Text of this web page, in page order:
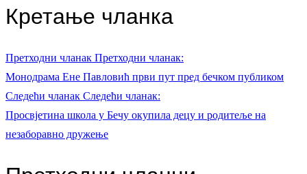
Кретање чланка
Претходни чланак Претходни чланак:
Монодрама Ене Павловић први пут пред бечком публиком
Следећи чланак Следећи чланак:
Просвјетина школа у Бечу окупила децу и родитеље на
незаборавно дружење